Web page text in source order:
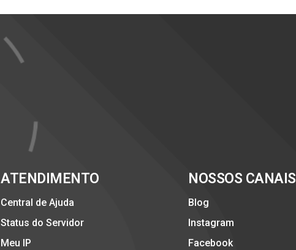
ATENDIMENTO
Central de Ajuda
Status do Servidor
Meu IP
NOSSOS CANAIS
Blog
Instagram
Facebook